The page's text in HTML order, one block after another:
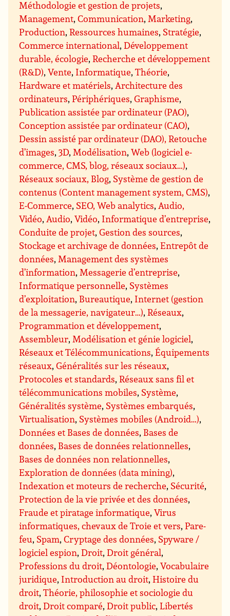
Méthodologie et gestion de projets,
Management,Communication, Marketing,
Production,Ressources humaines, Stratégie,
Commerce international,Développement
durable, écologie,Recherche et développement
(R&D),Vente, Informatique,Théorie,
Hardware et matériels, Architecture des
ordinateurs,Périphériques,Graphisme,
Publication assistée par ordinateur (PAO),
Conception assistée par ordinateur (CAO),
Dessin assisté par ordinateur (DAO), Retouche
d’images,3D, Modélisation,Web (logiciel e-
commerce, CMS, blog, réseaux sociaux…),
Réseaux sociaux, Blog, Système de gestion de
contenus (Content management system, CMS),
E-Commerce, SEO, Web analytics, Audio,
Vidéo, Audio,Vidéo, Informatique d’entreprise,
Conduite de projet,Gestion des sources,
Stockage et archivage de données,Entrepôt de
données, Management des systèmes
d’information, Messagerie d’entreprise,
Informatique personnelle, Systèmes
d’exploitation, Bureautique, Internet (gestion
de la messagerie, navigateur…),Réseaux,
Programmation et développement,
Assembleur, Modélisation et génie logiciel,
Réseaux et Télécommunications,Équipements
réseaux,Généralités sur les réseaux,
Protocoles et standards,Réseaux sans fil et
télécommunications mobiles, Système,
Généralités système, Systèmes embarqués,
Virtualisation, Systèmes mobiles (Android…),
Données et Bases de données, Bases de
données, Bases de données relationnelles,
Bases de données non relationnelles,
Exploration de données (data mining),
Indexation et moteurs de recherche, Sécurité,
Protection de la vie privée et des données,
Fraude et piratage informatique,Virus
informatiques, chevaux de Troie et vers,Pare-
feu, Spam,Cryptage des données, Spyware /
logiciel espion,Droit,Droit général,
Professions du droit,Déontologie,Vocabulaire
juridique, Introduction au droit,Histoire du
droit,Théorie, philosophie et sociologie du
droit,Droit comparé,Droit public,Libertés